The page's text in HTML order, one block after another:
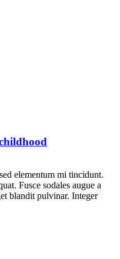
elementum mi tincidunt.
Fusce sodales augue a
blandit pulvinar. Integer